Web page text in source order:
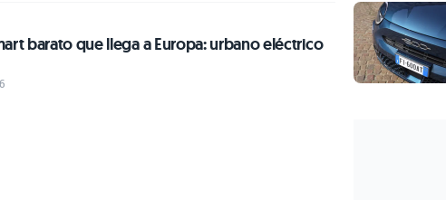
barato que llega a Europa: urbano eléctrico